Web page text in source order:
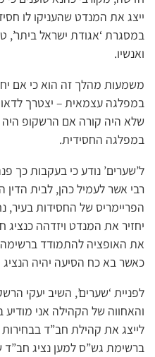
ייצג את המנדט שהעניקו לו
במסגרת ‘אגודת ישראל ביתר’,
ואנשיו.
משמעות מהלך זה הוא כי אם
במפלגה עצמאית – יצטרך
שלא היה קורה אם הרשקופ
במפלגה החסידית.
ל’שערים’ נודע כי בעקבות כך
רבי אשר לעמיל כהן, לבית הדין
הפריימריס של החסידות בעיר,
יחזיר את המנדט ויזדהה
את האופציה להתמודד ברשימה
כאשר בא כח הסיעה יהיה
והאחווה של הקהילה אני
לייצג את קהילת חב”ד